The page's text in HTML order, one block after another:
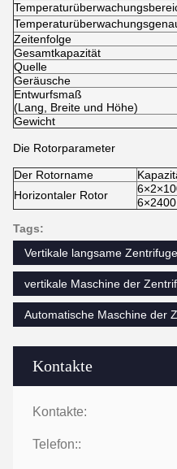
Kontakte
Kontakte:
Telefon::
Zeitenfolge
Gesamtkapazität
Quelle
Geräusche
Entwurfsmaß
(Lang, Breite und Höhe)
Gewicht
Die Rotorparameter
Der Rotorname
Horizontaler Rotor
Tags:
Vertikale langsame
vertikale Maschine der
Automatische Maschine der